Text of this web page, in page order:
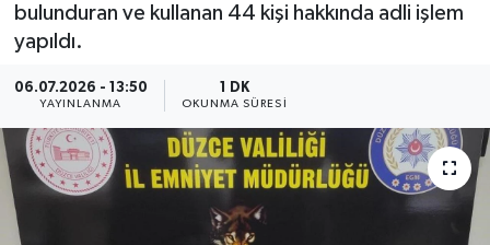
bulunduran ve kullanan 44 kişi hakkında adli işlem
yapıldı.
06.07.2026 - 13:50
YAYINLANMA
1 DK
OKUNMA SÜRESI